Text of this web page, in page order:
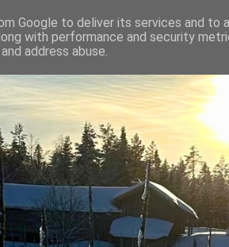
Google to deliver its services and to
with performance and security
address abuse.